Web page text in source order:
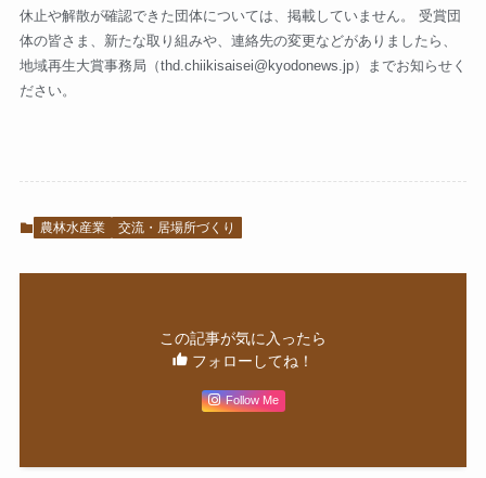
休止や解散が確認できた団体については、掲載していません。 受賞団
体の皆さま、新たな取り組みや、連絡先の変更などがありましたら、
地域再生大賞事務局（thd.chiikisaisei@kyodonews.jp）までお知らせく
ださい。
農林水産業 交流・居場所づくり
この記事が気に入ったら
フォローしてね！
Follow Me